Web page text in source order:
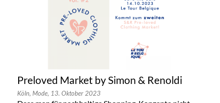
Preloved Market by Simon & Renoldi
Köln, Mode, 13. Oktober 2023